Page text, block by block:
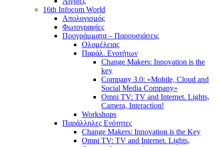
16th Infocom World
Απολογισμός
Φωτογραφίες
Προγράμματα – Παρουσιάσεις
Ολομέλειας
Παράλ. Ενοτήτων
Change Makers: Innovation is the
key
Company 3.0: «Mobile, Cloud and
Social Media Company»
Omni TV: TV and Internet. Lights,
Camera, Interaction!
Workshops
Παράλληλες Ενότητες
Change Makers: Innovation is the Key
Omni TV: TV and Internet. Lights,